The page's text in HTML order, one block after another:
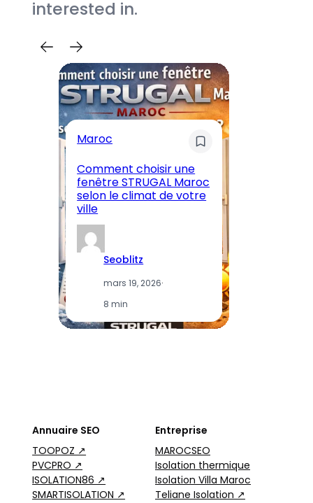
interested in.
Maroc
Comment choisir une
fenêtre STRUGAL Maroc
selon le climat de votre
ville
Seoblitz
mars 19, 2026·
8 min
Annuaire SEO
TOOPOZ ↗
PVCPRO ↗
ISOLATION86 ↗
SMARTISOLATION ↗
Entreprise
MAROCSEO
Isolation thermique
Isolation Villa Maroc
Teliane Isolation ↗